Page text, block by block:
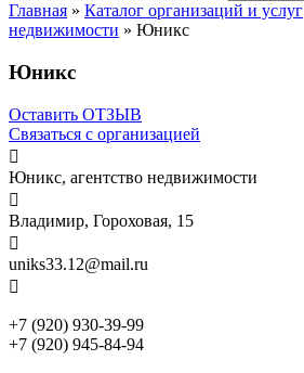
Главная » Каталог организаций и услуг
недвижимости » Юникс
Юникс
Оставить ОТЗЫВ
Связаться с организацией

Юникс, агентство недвижимости

Владимир, Гороховая, 15

uniks33.12@mail.ru

+7 (920) 930-39-99
+7 (920) 945-84-94